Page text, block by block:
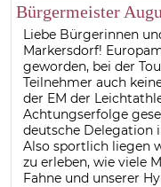
Bürgermeister
Liebe Bürgerinnen
Markersdorf!
geworden, bei der
Teilnehmer auch
der EM der
Achtungserfolge
deutsche Delegation
Also sportlich liegen
zu erleben, wie viele
Fahne und unserer